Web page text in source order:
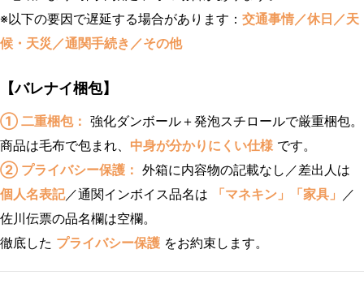
※以下の要因で遅延する場合があります： 交通事情／休日／天
候・天災／通関手続き／その他
【バレナイ梱包】
① 二重梱包： 強化ダンボール＋発泡スチロールで厳重梱包。
商品は毛布で包まれ、 中身が分かりにくい仕様 です。
② プライバシー保護： 外箱に内容物の記載なし／差出人は
個人名表記／通関インボイス品名は 「マネキン」「家具」 ／
佐川伝票の品名欄は空欄。
徹底した プライバシー保護 をお約束します。